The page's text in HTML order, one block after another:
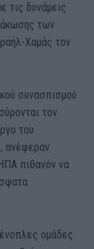
τις δυνάμεις
των
Χαμάς τον
συνασπισμού
τον
του
ανέφεραν
πιθανόν να
ομάδες